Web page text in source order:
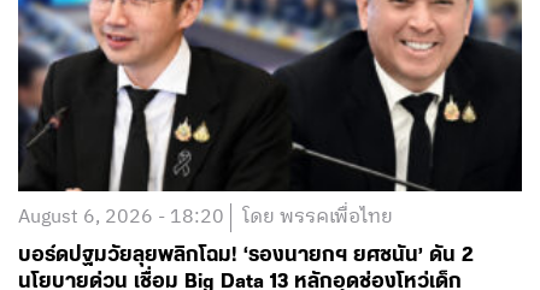
August 6, 2026 - 18:20 โดย พรรคเพื่อไทย
บอร์ดปฐมวัยลุยพลิกโฉม! ‘รองนายกฯ ยศชนัน’ ดัน 2
นโยบายด่วน เชื่อม Big Data 13 หลักอุดช่องโหว่เด็ก
ตกหล่น พ่วงกฎเหล็กห้ามสอบแข่งขันเด็กเล็ก มุ่งเปลี่ยน
‘ท่องจำ’ เป็น ‘เรียนรู้ผ่านการเล่น’ คืนความสุข-ลดแรง
กดดัน หวังปูทางสร้างทุนมนุษย์ที่แข็งแกร่งของชาติ